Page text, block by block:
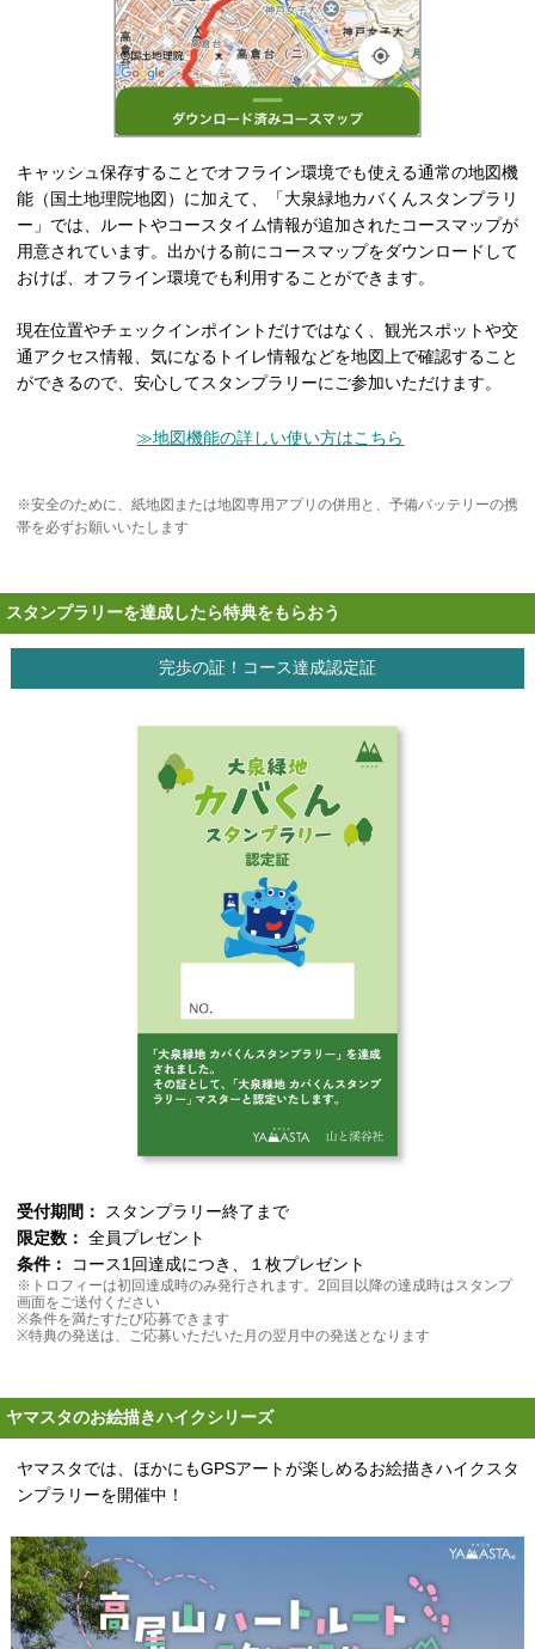
キャッシュ保存することでオフライン環境でも使える通常の地図機
能（国土地理院地図）に加えて、「大泉緑地カバくんスタンプラリ
ー」では、ルートやコースタイム情報が追加されたコースマップが
用意されています。出かける前にコースマップをダウンロードして
おけば、オフライン環境でも利用することができます。
現在位置やチェックインポイントだけではなく、観光スポットや交
通アクセス情報、気になるトイレ情報などを地図上で確認すること
ができるので、安心してスタンプラリーにご参加いただけます。
≫地図機能の詳しい使い方はこちら
※安全のために、紙地図または地図専用アプリの併用と、予備バッテリーの携
帯を必ずお願いいたします
スタンプラリーを達成したら特典をもらおう
完歩の証！コース達成認定証
受付期間：
スタンプラリー終了まで
限定数： 全員プレゼント
条件：
コース1回達成につき、１枚プレゼント
※トロフィーは初回達成時のみ発行されます。2回目以降の達成時はスタンプ
画面をご送付ください
※条件を満たすたび応募できます
※特典の発送は、ご応募いただいた月の翌月中の発送となります
ヤマスタのお絵描きハイクシリーズ
ヤマスタでは、ほかにもGPSアートが楽しめるお絵描きハイクスタ
ンプラリーを開催中！